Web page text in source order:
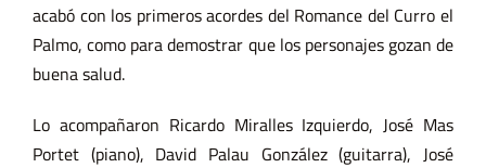
acabó con los primeros acordes del Romance del Curro el
Palmo, como para demostrar que los personajes gozan de
buena salud.
Lo acompañaron Ricardo Miralles Izquierdo, José Mas
Portet (piano), David Palau González (guitarra), José